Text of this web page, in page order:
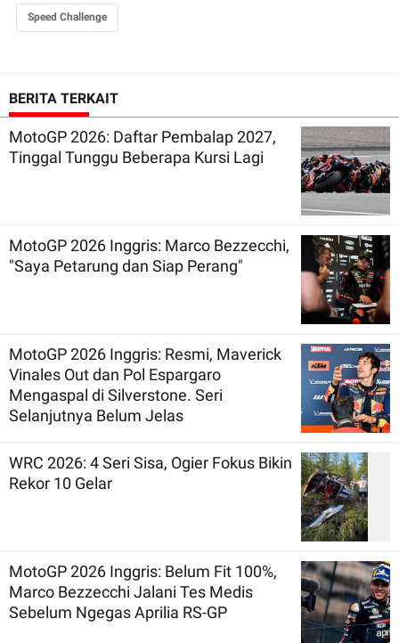
Speed Challenge
BERITA TERKAIT
MotoGP 2026: Daftar Pembalap 2027,
Tinggal Tunggu Beberapa Kursi Lagi
MotoGP 2026 Inggris: Marco Bezzecchi,
"Saya Petarung dan Siap Perang"
MotoGP 2026 Inggris: Resmi, Maverick
Vinales Out dan Pol Espargaro
Mengaspal di Silverstone. Seri
Selanjutnya Belum Jelas
WRC 2026: 4 Seri Sisa, Ogier Fokus Bikin
Rekor 10 Gelar
MotoGP 2026 Inggris: Belum Fit 100%,
Marco Bezzecchi Jalani Tes Medis
Sebelum Ngegas Aprilia RS-GP